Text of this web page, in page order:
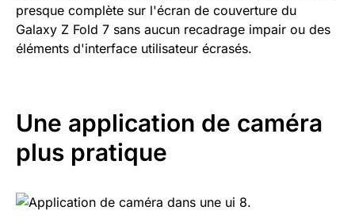
presque complète sur l'écran de couverture du
Galaxy Z Fold 7 sans aucun recadrage impair ou des
éléments d'interface utilisateur écrasés.
Une application de caméra
plus pratique